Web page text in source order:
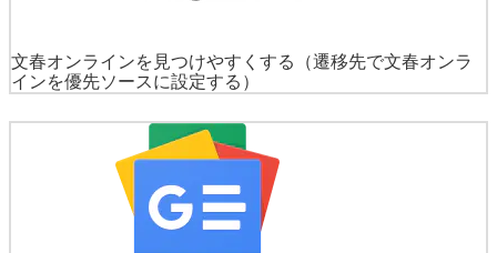
文春オンラインを見つけやすくする
（遷移先で文春オンラ
インを優先ソースに設定する）